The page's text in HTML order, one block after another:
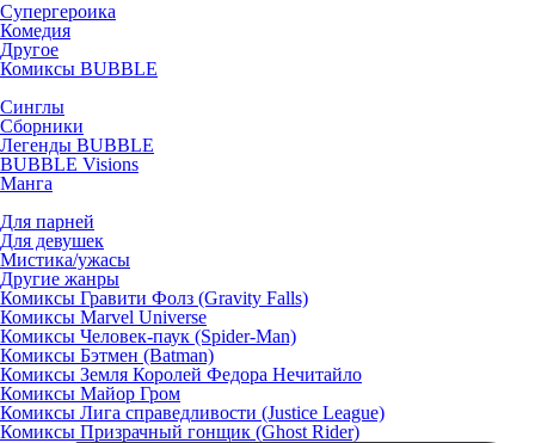
Супергероика
Комедия
Другое
Комиксы BUBBLE
Синглы
Сборники
Легенды BUBBLE
BUBBLE Visions
Манга
Для парней
Для девушек
Мистика/ужасы
Другие жанры
Комиксы Гравити Фолз (Gravity Falls)
Комиксы Marvel Universe
Комиксы Человек-паук (Spider-Man)
Комиксы Бэтмен (Batman)
Комиксы Земля Королей Федора Нечитайло
Комиксы Майор Гром
Комиксы Лига справедливости (Justice League)
Комиксы Призрачный гонщик (Ghost Rider)